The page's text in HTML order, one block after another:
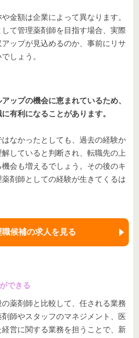
金額は企業によって異なります。
て管理薬剤師を目指す場合、実際
ップが見込めるのか、事前にリサ
しょう。
ップの機会に恵まれているため、
有利になることがあります。
なかったとしても、過去の経験か
していると判断され、転職先の上
会も増えるでしょう。その後のキ
剤師としての経験が生きてくるは
職候補の求人を見る
できる
薬剤師と比較して、任される業務
師やスタッフのマネジメント、医
営に関する業務を担うことで、新